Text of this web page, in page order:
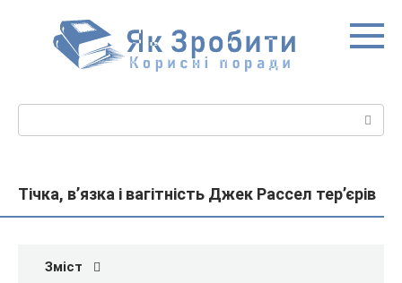
Тічка, в’язка і вагітність Джек Рассел тер’єрів
Зміст